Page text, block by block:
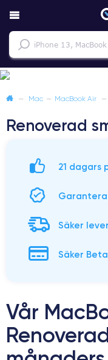
— Mac — MacBook Air —
Renoverad
21 dagars
Säker
Säker
Vår